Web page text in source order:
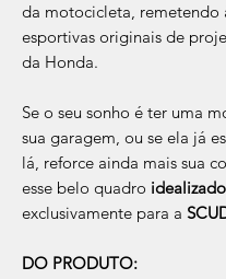
da motocicleta, remetendo
esportivas originais de
da Honda.
Se o seu sonho é ter uma
sua garagem, ou se ela já
lá, reforce ainda mais sua
esse belo quadro idealizado
exclusivamente para a
DO PRODUTO: